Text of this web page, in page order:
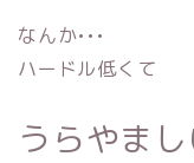
なんか•••
ハードル低くて
うらやま